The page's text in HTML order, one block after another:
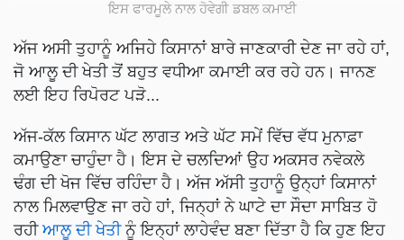
ਇਸ ਫਾਰਮੂਲੇ ਨਾਲ ਹੋਵੇਗੀ ਡਬਲ ਕਮਾਈ
ਅੱਜ ਅਸੀ ਤੁਹਾਨੂੰ ਅਜਿਹੇ ਕਿਸਾਨਾਂ ਬਾਰੇ ਜਾਣਕਾਰੀ ਦੇਣ ਜਾ ਰਹੇ ਹਾਂ,
ਜੋ ਆਲੂ ਦੀ ਖੇਤੀ ਤੋਂ ਬਹੁਤ ਵਧੀਆ ਕਮਾਈ ਕਰ ਰਹੇ ਹਨ। ਜਾਨਣ
ਲਈ ਇਹ ਰਿਪੋਰਟ ਪੜੋ...
ਅੱਜ-ਕੱਲ ਕਿਸਾਨ ਘੱਟ ਲਾਗਤ ਅਤੇ ਘੱਟ ਸਮੇਂ ਵਿੱਚ ਵੱਧ ਮੁਨਾਫ਼ਾ
ਕਮਾਉਣਾ ਚਾਹੁੰਦਾ ਹੈ। ਇਸ ਦੇ ਚਲਦਿਆਂ ਉਹ ਅਕਸਰ ਨਵੇਕਲੇ
ਢੰਗ ਦੀ ਖੋਜ ਵਿੱਚ ਰਹਿੰਦਾ ਹੈ। ਅੱਜ ਅੱਸੀ ਤੁਹਾਨੂੰ ਉਨ੍ਹਾਂ ਕਿਸਾਨਾਂ
ਨਾਲ ਮਿਲਵਾਉਣ ਜਾ ਰਹੇ ਹਾਂ, ਜਿਨ੍ਹਾਂ ਨੇ ਘਾਟੇ ਦਾ ਸੌਦਾ ਸਾਬਿਤ ਹੋ
ਰਹੀ ਆਲੂ ਦੀ ਖੇਤੀਨੂੰ ਇਨ੍ਹਾਂ ਲਾਹੇਵੰਦ ਬਣਾ ਦਿੱਤਾ ਹੈ ਕਿ ਹੁਣ ਇਹ